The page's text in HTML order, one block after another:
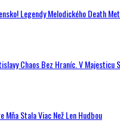
Legendy Melodického Death
Chaos Bez Hraníc. V
Mňa Stala Viac Než Len Hudbou